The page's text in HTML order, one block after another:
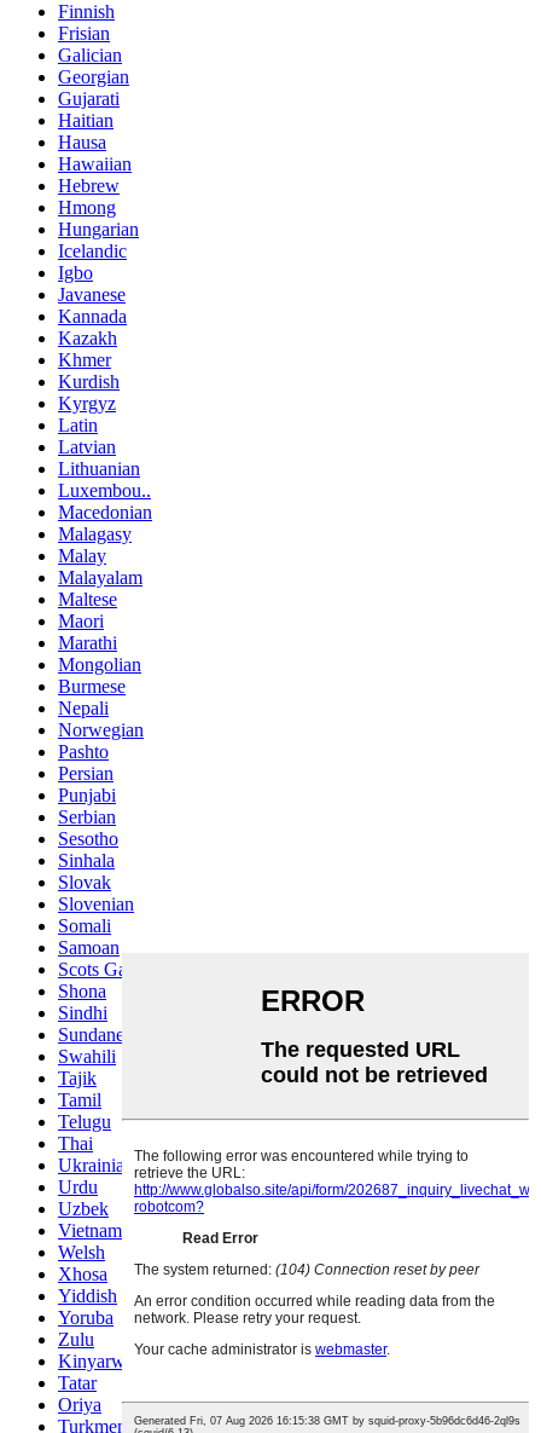
Finnish
Frisian
Galician
Georgian
Gujarati
Haitian
Hausa
Hawaiian
Hebrew
Hmong
Hungarian
Icelandic
Igbo
Javanese
Kannada
Kazakh
Khmer
Kurdish
Kyrgyz
Latin
Latvian
Lithuanian
Luxembou..
Macedonian
Malagasy
Malay
Malayalam
Maltese
Maori
Marathi
Mongolian
Burmese
Nepali
Norwegian
Pashto
Persian
Punjabi
Serbian
Sesotho
Sinhala
Slovak
Slovenian
Somali
Samoan
Scots Gaelic
Shona
Sindhi
Sundanese
Swahili
Tajik
Tamil
Telugu
Thai
Ukrainian
Urdu
Uzbek
Vietnamese
Welsh
Xhosa
Yiddish
Yoruba
Zulu
Kinyarwanda
Tatar
Oriya
Turkmen